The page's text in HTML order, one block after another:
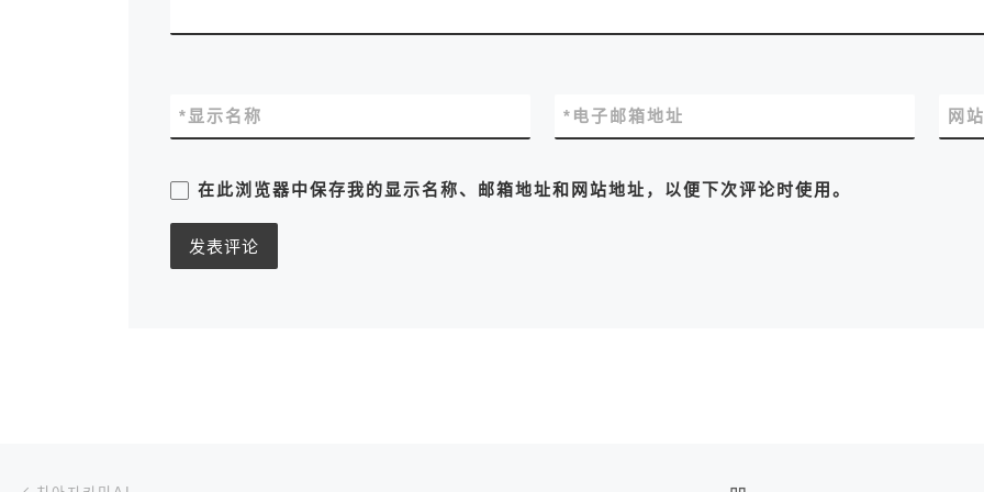
显示名称
* 电子邮箱地址
* 网
在此浏览器中保存我的显示名称、邮箱地址和网站地址，以便下次评论时使用。
文章导航